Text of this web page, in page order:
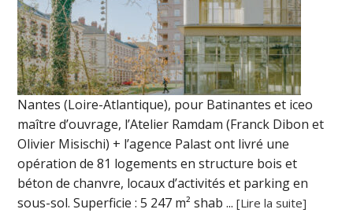
Nantes (Loire-Atlantique), pour Batinantes et iceo
maître d’ouvrage, l’Atelier Ramdam (Franck Dibon et
Olivier Misischi) + l’agence Palast ont livré une
opération de 81 logements en structure bois et
béton de chanvre, locaux d’activités et parking en
sous-sol. Superficie : 5 247 m² shab ...[Lire la suite]